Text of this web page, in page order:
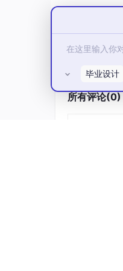
系统介绍：
开源免费
可提供说明
功能如图所
所有评论(0)
毕业设计